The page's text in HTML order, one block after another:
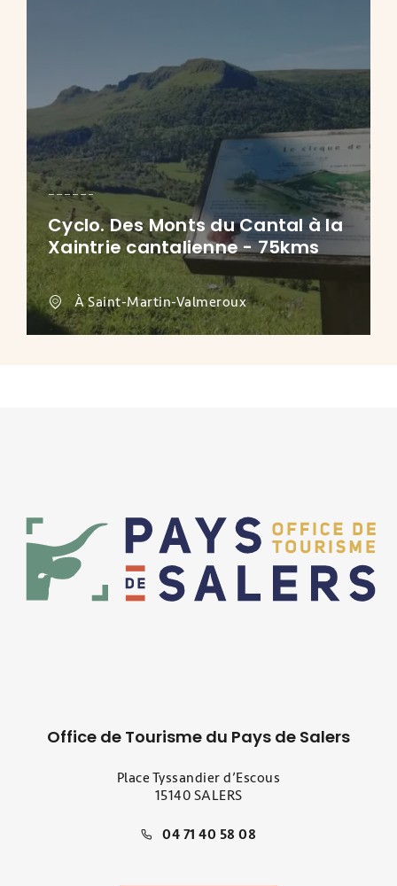
Cyclo. Des Monts du Cantal à la
Xaintrie cantalienne - 75kms
À Saint-Martin-Valmeroux
Office de Tourisme du Pays de Salers
Place Tyssandier d’Escous
15140 SALERS
04 71 40 58 08